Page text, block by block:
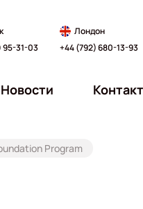
95-31-03
Лондон
+44 (792) 680-13-93
Новости
Program